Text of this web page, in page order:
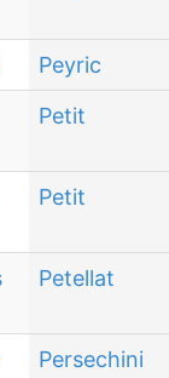
Peyric
Petit
Petit
Petellat
Persechini